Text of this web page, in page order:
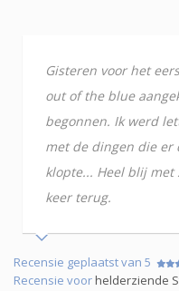
Gisteren voor het
out of the blue
begonnen. Ik werd
met de dingen die er
klopte... Heel blij met
keer terug.
Recensie geplaatst van 5
Recensie voorhelderziende